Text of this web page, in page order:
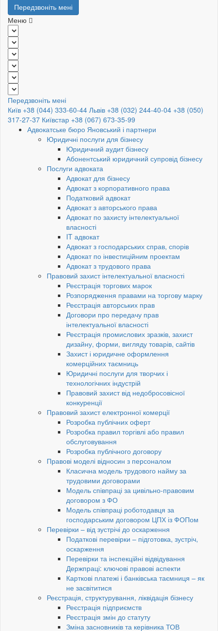
Передзвоніть мені
Меню
Передзвоніть мені
Київ +38 (044) 333-60-44 Львів +38 (032) 244-40-04 +38 (050)
317-27-37 Київстар +38 (067) 673-35-99
Адвокатське бюро Яновський і партнери
Юридичні послуги для бізнесу
Юридичний аудит бізнесу
Абонентський юридичний супровід бізнесу
Послуги адвоката
Адвокат для бізнесу
Адвокат з корпоративного права
Податковий адвокат
Адвокат з авторського права
Адвокат по захисту інтелектуальної
власності
IT адвокат
Адвокат з господарських справ, спорів
Адвокат по інвестиційним проектам
Адвокат з трудового права
Правовий захист інтелектуальної власності
Реєстрація торгових марок
Розпорядження правами на торгову марку
Реєстрація авторських прав
Договори про передачу прав
інтелектуальної власності
Реєстрація промислових зразків, захист
дизайну, форми, вигляду товарів, сайтів
Захист і юридичне оформлення
комерційних таємниць
Юридичні послуги для творчих і
технологічних індустрій
Правовий захист від недобросовісної
конкуренції
Правовий захист електронної комерції
Розробка публічних оферт
Розробка правил торгівлі або правил
обслуговування
Розробка публічного договору
Правові моделі відносин з персоналом
Класична модель трудового найму за
трудовими договорами
Модель співпраці за цивільно-правовим
договором з ФО
Модель співпраці роботодавця за
господарським договором ЦПХ із ФОПом
Перевірки – від зустрічі до оскарження
Податкові перевірки – підготовка, зустріч,
оскарження
Перевірки та інспекційні відвідування
Держпраці: ключові правові аспекти
Карткові платежі і банківська таємниця – як
не засвітитися
Реєстрація, структурування, ліквідація бізнесу
Реєстрація підприємств
Реєстрація змін до статуту
Зміна засновників та керівника ТОВ